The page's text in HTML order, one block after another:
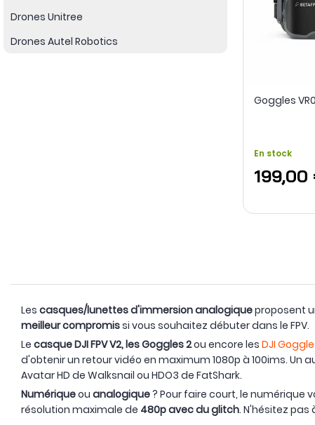
Drones Unitree
Drones Autel Robotics
Goggles
En stock
199,00
Les casques/lunettes d'immersion analogiqueproposent
meilleur compromissi vous souhaitez débuter dans le FPV.
Le casque DJI FPV V2, les Goggles 2ou encore les DJI
d'obtenir un retour vidéo en maximum 1080p à 100ims. Un
Avatar HD de Walksnail ou HDO3 de FatShark.
Numériqueou analogique? Pour faire court, le numérique
résolution maximale de 480p avec du glitch. N'hésitez pas